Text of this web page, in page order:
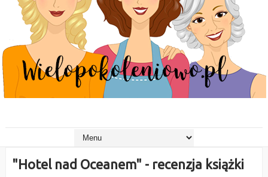
"Hotel nad Oceanem" - recenzja książki